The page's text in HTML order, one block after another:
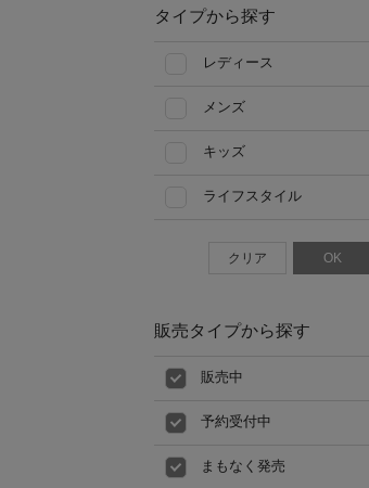
タイプから探す
レディース
メンズ
キッズ
ライフスタイル
クリア OK
販売タイプから探す
販売中
予約受付中
まもなく発売